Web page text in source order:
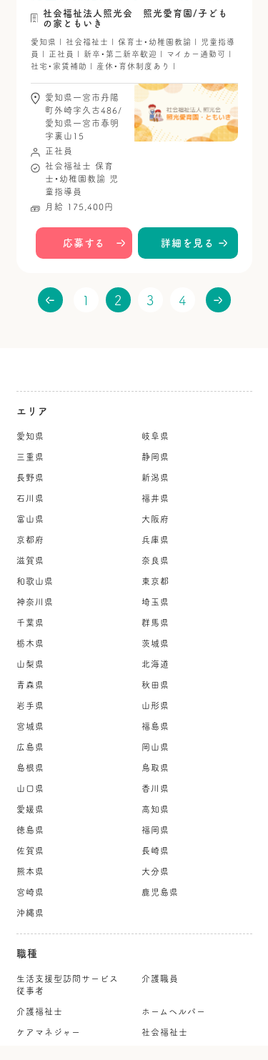
社会福祉法人照光会 照光愛育園/子ども
の家ともいき
愛知県 | 社会福祉士 | 保育士・幼稚園教諭 | 児童指導
員 | 正社員 | 新卒・第二新卒歓迎 | マイカー通勤可 |
社宅・家賃補助 | 産休・育休制度あり |
愛知県一宮市丹陽
町外崎字久古486/
愛知県一宮市春明
字裏山15
正社員
社会福祉士 保育
士・幼稚園教諭
児
童指導員
月給 175,400円
応募する 詳細を見る
1 2 3 4
エリア
愛知県 岐阜県
三重県 静岡県
長野県 新潟県
石川県 福井県
富山県 大阪府
京都府 兵庫県
滋賀県 奈良県
和歌山県 東京都
神奈川県 埼玉県
千葉県 群馬県
栃木県 茨城県
山梨県 北海道
青森県 秋田県
岩手県 山形県
宮城県 福島県
広島県 岡山県
島根県 鳥取県
山口県 香川県
愛媛県 高知県
徳島県 福岡県
佐賀県 長崎県
熊本県 大分県
宮崎県 鹿児島県
沖縄県
職種
生活支援型訪問サービス
従事者
介護職員
介護福祉士 ホームヘルパー
ケアマネジャー 社会福祉士